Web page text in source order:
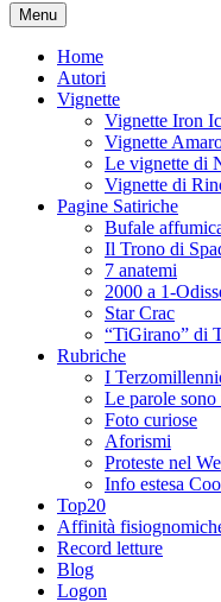
Menu Vai
al
contenuto
Home
Autori
Vignette
Vignette Iron
Vignette
Le vignette di
Vignette di
Pagine Satiriche
Bufale
Il Trono di
7 anatemi
2000 a 1-
Star Crac
“TiGirano” di
Rubriche
I
Le parole
Foto curiose
Aforismi
Proteste nel
Info estesa
Top20
Affinità
Record letture
Blog
Logon